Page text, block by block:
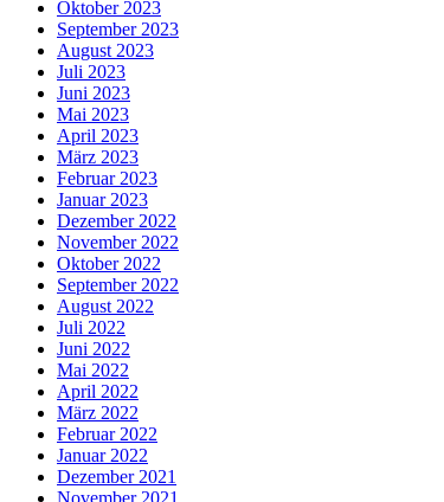
Oktober 2023
September 2023
August 2023
Juli 2023
Juni 2023
Mai 2023
April 2023
März 2023
Februar 2023
Januar 2023
Dezember 2022
November 2022
Oktober 2022
September 2022
August 2022
Juli 2022
Juni 2022
Mai 2022
April 2022
März 2022
Februar 2022
Januar 2022
Dezember 2021